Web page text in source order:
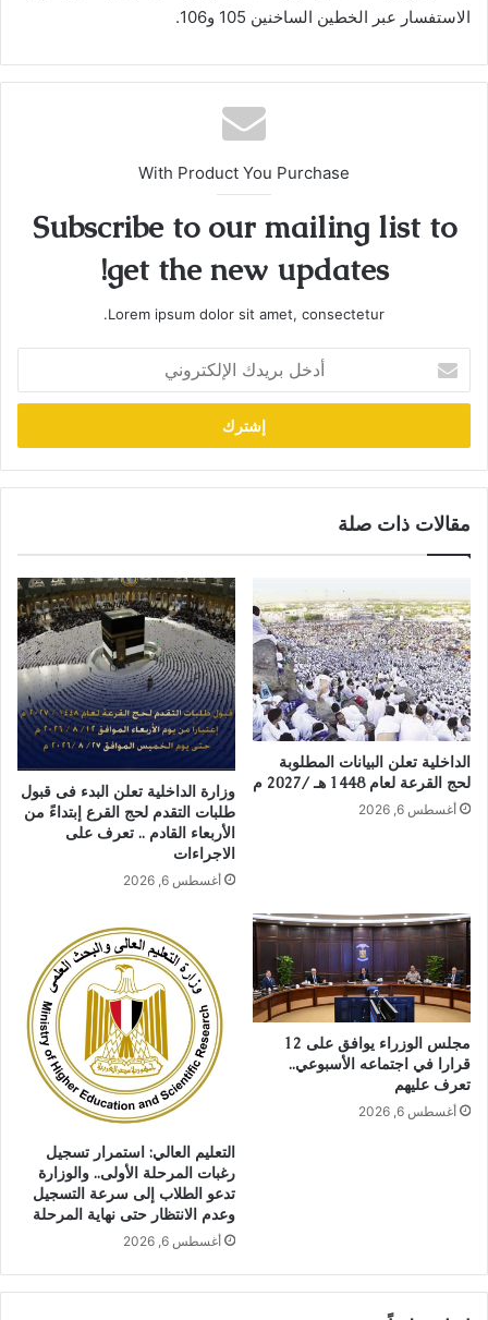
الاستفسار عبر الخطين الساخنين 105 و106.
With Product You Purchase
Subscribe to our mailing list to
get the new updates!
Lorem ipsum dolor sit amet, consectetur.
بريدك
الإلكتروني
مقالات ذات صلة
الداخلية تعلن البيانات المطلوبة
لحج القرعة لعام 1448 هـ /2027 م
أغسطس 6, 2026
وزارة الداخلية تعلن البدء فى قبول
طلبات التقدم لحج القرع إبتداءً من
الأربعاء القادم .. تعرف على
الاجراءات
أغسطس 6, 2026
مجلس الوزراء يوافق على 12
قرارا في اجتماعه الأسبوعي..
تعرف عليهم
أغسطس 6, 2026
التعليم العالي: استمرار تسجيل
رغبات المرحلة الأولى.. والوزارة
تدعو الطلاب إلى سرعة التسجيل
وعدم الانتظار حتى نهاية المرحلة
أغسطس 6, 2026